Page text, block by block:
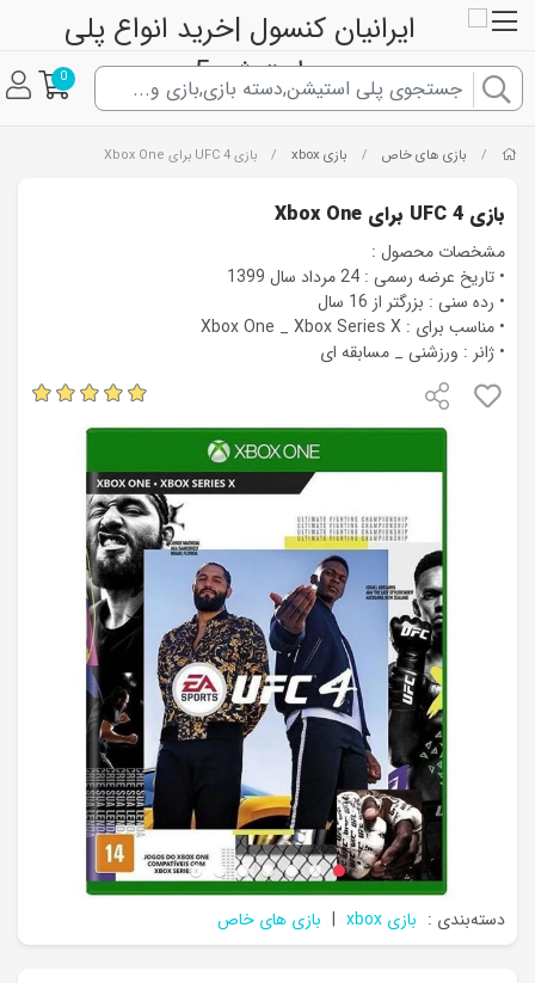
0
/ بازی های خاص / بازی xbox / بازی UFC 4 برای Xbox One
بازی UFC 4 برای Xbox One
مشخصات محصول :
• تاریخ عرضه رسمی : 24 مرداد سال 1399
• رده سنی : بزرگتر از 16 سال
• مناسب برای : Xbox One _ Xbox Series X
• ژانر : ورزشنی _ مسابقه ای
دسته‌بندی : بازی xbox | بازی های خاص